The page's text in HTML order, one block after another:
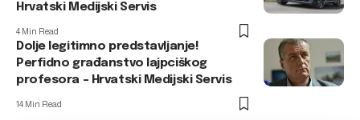
Hrvatski Medijski Servis
4 Min Read
Dolje legitimno predstavljanje!
Perfidno građanstvo lajpciškog
profesora – Hrvatski Medijski Servis
14 Min Read